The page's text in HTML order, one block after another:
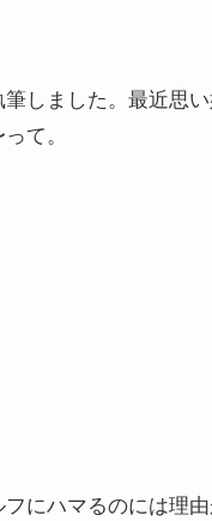
しました。最近思い
て。
にハマるのには理由